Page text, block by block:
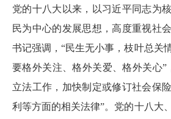
党的十八大以来，以习近平同志为
民为中心的发展思想，高度重视社
书记强调，“民生无小事，枝叶总关
要格外关注、格外关爱、格外关心”
立法工作，加快制定或修订社会保
利等方面的相关法律”。党的十八大